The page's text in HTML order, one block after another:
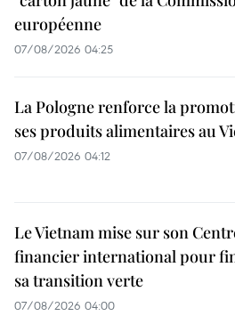
européenne
07/08/2026 04:25
La Pologne renforce la
ses produits alimentaires au
07/08/2026 04:12
Le Vietnam mise sur son
financier international pour
sa transition verte
07/08/2026 04:00